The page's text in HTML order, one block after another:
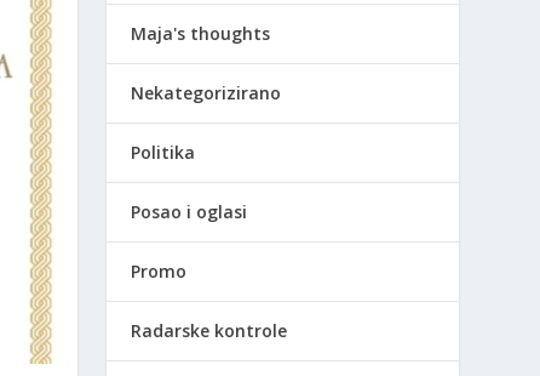
Maja's thoughts
Nekategorizirano
Politika
Posao i oglasi
Promo
Radarske kontrole